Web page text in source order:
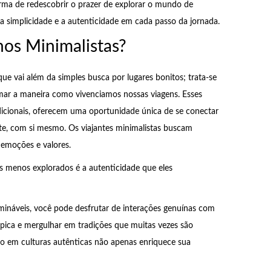
de redescobrir o prazer de explorar o mundo de
simplicidade e a autenticidade em cada passo da jornada.
Minimalistas?
vai além da simples busca por lugares bonitos; trata-se
a maneira como vivenciamos nossas viagens. Esses
oferecem uma oportunidade única de se conectar
com si mesmo. Os viajantes minimalistas buscam
e valores.
explorados é a autenticidade que eles
você pode desfrutar de interações genuínas com
e mergulhar em tradições que muitas vezes são
em culturas autênticas não apenas enriquece sua